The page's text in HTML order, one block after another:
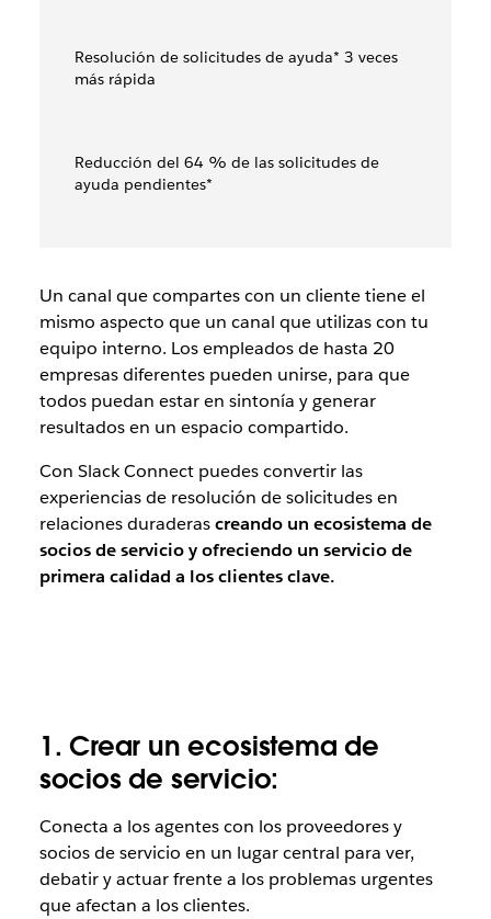
Resolución de solicitudes de ayuda* 3 veces
más rápida
Reducción del 64 % de las solicitudes de
ayuda pendientes*
Un canal que compartes con un cliente tiene el
mismo aspecto que un canal que utilizas con tu
equipo interno. Los empleados de hasta 20
empresas diferentes pueden unirse, para que
todos puedan estar en sintonía y generar
resultados en un espacio compartido.
Con Slack Connect puedes convertir las
experiencias de resolución de solicitudes en
relaciones duraderascreando un ecosistema de
socios de servicio y ofreciendo un servicio de
primera calidad a los clientes clave.
1. Crear un ecosistema de
socios de servicio:
Conecta a los agentes con los proveedores y
socios de servicio en un lugar central para ver,
debatir y actuar frente a los problemas urgentes
que afectan a los clientes.